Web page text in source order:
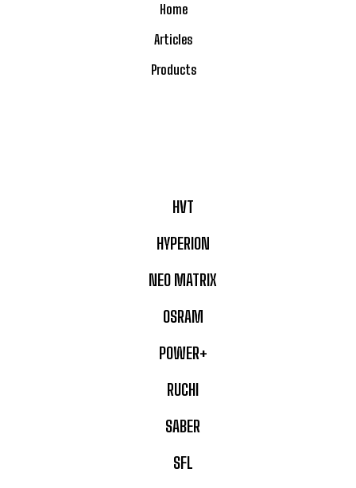
Home
Articles
Products
HVT
HYPERION
NEO MATRIX
OSRAM
POWER+
RUCHI
SABER
SFL